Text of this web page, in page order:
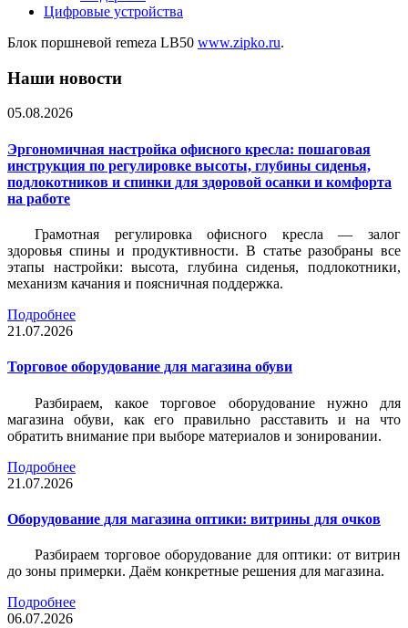
Цифровые устройства
Блок поршневой remeza LB50 www.zipko.ru.
Наши новости
05.08.2026
Эргономичная настройка офисного кресла: пошаговая
инструкция по регулировке высоты, глубины сиденья,
подлокотников и спинки для здоровой осанки и комфорта
на работе
Грамотная регулировка офисного кресла — залог
здоровья спины и продуктивности. В статье разобраны все
этапы настройки: высота, глубина сиденья, подлокотники,
механизм качания и поясничная поддержка.
Подробнее
21.07.2026
Торговое оборудование для магазина обуви
Разбираем, какое торговое оборудование нужно для
магазина обуви, как его правильно расставить и на что
обратить внимание при выборе материалов и зонировании.
Подробнее
21.07.2026
Оборудование для магазина оптики: витрины для очков
Разбираем торговое оборудование для оптики: от витрин
до зоны примерки. Даём конкретные решения для магазина.
Подробнее
06.07.2026